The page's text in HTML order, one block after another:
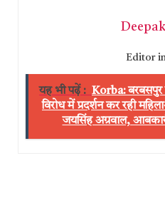
Editor
यह भी पढ़ें : Korba:
विरोध में प्रदर्शन कर रही
जयसिंह अग्रवाल,